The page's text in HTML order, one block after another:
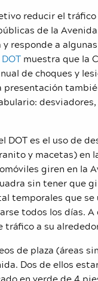
reducir el
de la
responde a
muestra que la
de choques y
DOT es el uso de
y macetas) en
giren en la
sin tener que
temporales que
todos los días.
tráfico a su
de plaza (áreas
Dos de ellos